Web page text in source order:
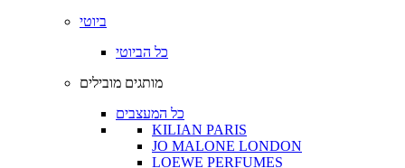
ביוטי
כל הביוטי
מותגים מובילים
כל המעצבים
KILIAN PARIS
JO MALONE LONDON
LOEWE PERFUMES